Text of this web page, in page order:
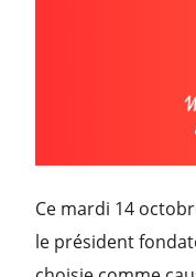
Ce mardi 14
le président